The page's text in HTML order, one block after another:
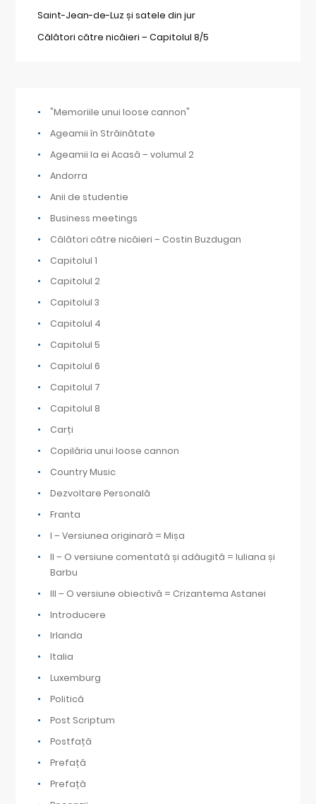
Saint-Jean-de-Luz și satele din jur
Călători către nicăieri – Capitolul 8/5
"Memoriile unui loose cannon"
Ageamii în Străinătate
Ageamii la ei Acasă – volumul 2
Andorra
Anii de studentie
Business meetings
Călători către nicăieri – Costin Buzdugan
Capitolul 1
Capitolul 2
Capitolul 3
Capitolul 4
Capitolul 5
Capitolul 6
Capitolul 7
Capitolul 8
Carți
Copilăria unui loose cannon
Country Music
Dezvoltare Personală
Franta
I – Versiunea originară = Mișa
II – O versiune comentată și adăugită = Iuliana și
Barbu
III – O versiune obiectivă = Crizantema Astanei
Introducere
Irlanda
Italia
Luxemburg
Politică
Post Scriptum
Postfață
Prefață
Prefață